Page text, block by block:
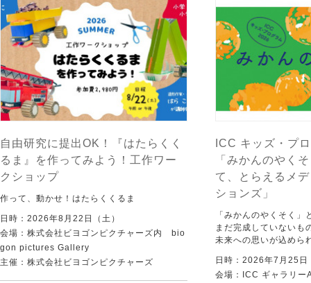
自由研究に提出OK！『はたらくく
るま』を作ってみよう！工作ワー
クショップ
作って、動かせ！はたらくくるま
日時：2026年8月22日（土）
会場：株式会社ビヨゴンピクチャーズ内 bio
gon pictures Gallery
主催：株式会社ビヨゴンピクチャーズ
ICC キッズ・プ
「みかんのやく
て、とらえるメ
ションズ」
「みかんのやくそく
まだ完成していないも
未来への思いが込めら
日時：2026年7月25
会場：ICC ギャラリー